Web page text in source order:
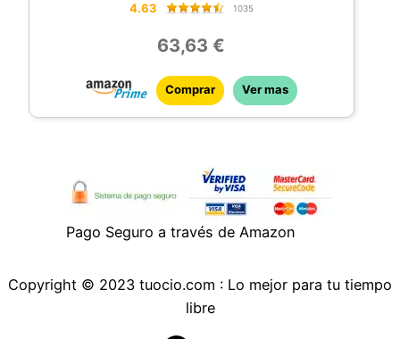
4.63 1035
63,63 €
Comprar Ver mas
Pago Seguro a través de Amazon
Copyright © 2023 tuocio.com : Lo mejor para tu tiempo
libre